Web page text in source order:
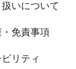
いについて
免責事項
リティ